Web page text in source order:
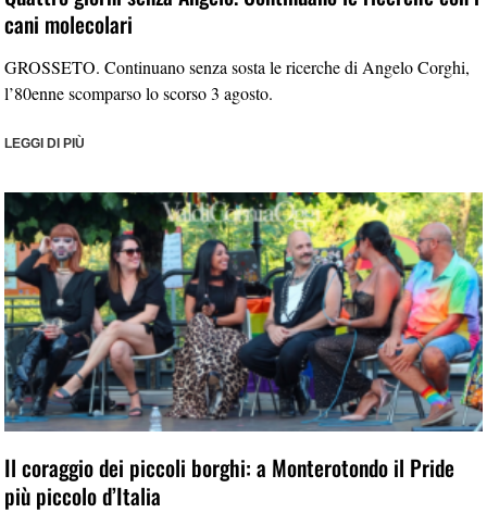
cani molecolari
GROSSETO. Continuano senza sosta le ricerche di Angelo Corghi,
l’80enne scomparso lo scorso 3 agosto.
LEGGI DI PIÙ
Il coraggio dei piccoli borghi: a Monterotondo il Pride
più piccolo d’Italia